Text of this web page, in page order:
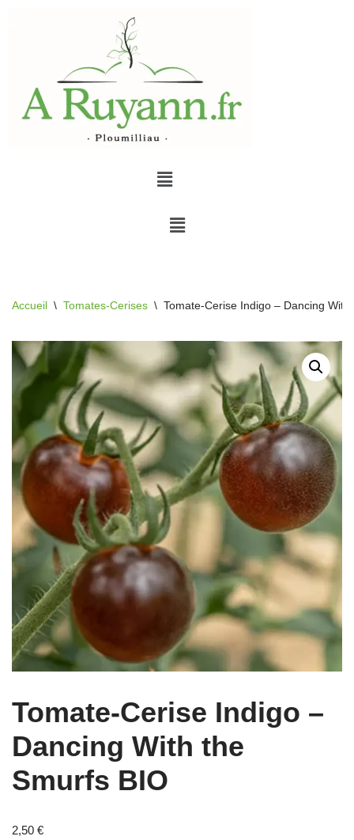
Accueil \ Tomates-Cerises \ Tomate-Cerise Indigo – Dancing With
Tomate-Cerise Indigo –
Dancing With the
Smurfs BIO
2,50 €